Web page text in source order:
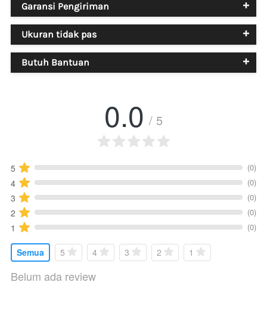
Garansi Pengiriman
Ukuran tidak pas
Butuh Bantuan
0.0 / 5
5 (0)
4 (0)
3 (0)
2 (0)
1 (0)
Semua 5 4 3 2 1
Belum ada review